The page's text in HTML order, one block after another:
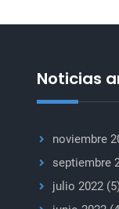
Noticias
noviembre
septiembre
julio 2022(5)